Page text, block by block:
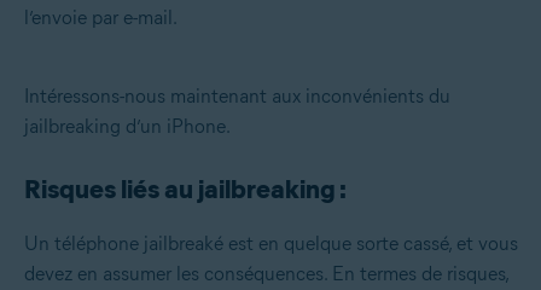
l’envoie par e-mail.
Intéressons-nous maintenant aux inconvénients du
jailbreaking d’un iPhone.
Risques liés au jailbreaking :
Un téléphone jailbreaké est en quelque sorte cassé, et vous
devez en assumer les conséquences. En termes de risques,